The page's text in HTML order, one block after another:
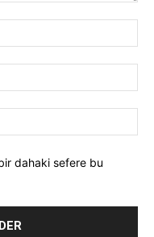
dahaki sefere bu